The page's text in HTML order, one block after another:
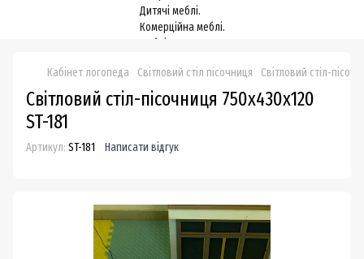
Кабінет логопеда Світловий стіл пісочниця Світловий стіл-
Світловий стіл-пісочниця 750х430х120
ST-181
Артикул: ST-181 Написати відгук